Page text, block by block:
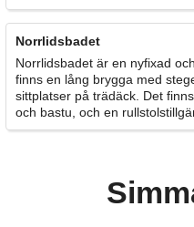
Norrlidsbadet
Norrlidsbadet är en nyfixad
finns en lång brygga med
sittplatser på trädäck. Det
och bastu, och en